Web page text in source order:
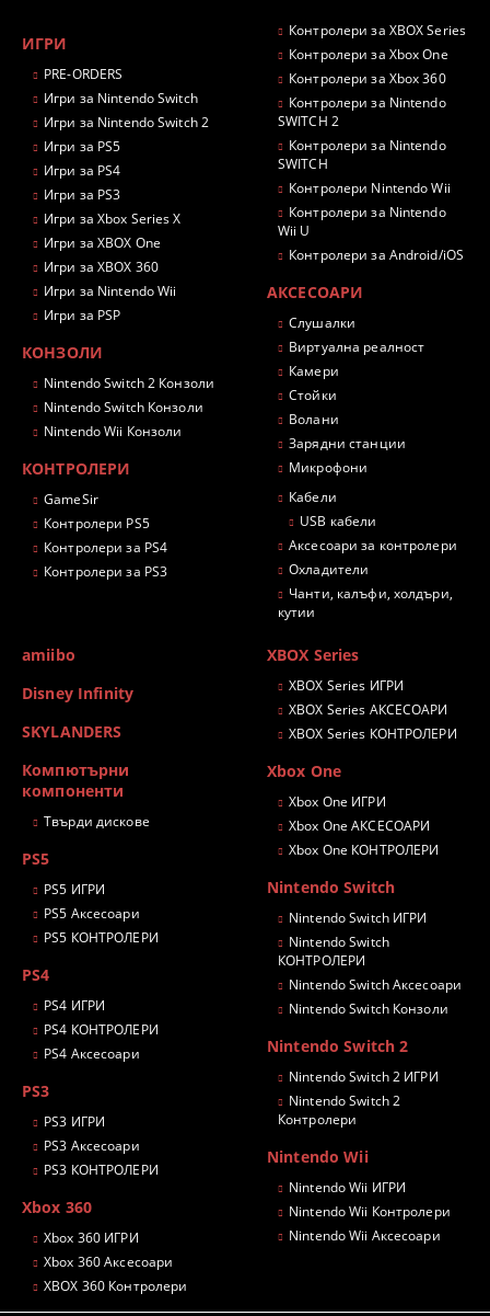
ИГРИ
PRE-ORDERS
Игри за Nintendo Switch
Игри за Nintendo Switch 2
Игри за PS5
Игри за PS4
Игри за PS3
Игри за Xbox Series X
Игри за XBOX One
Игри за XBOX 360
Игри за Nintendo Wii
Игри за PSP
КОНЗОЛИ
Nintendo Switch 2 Конзоли
Nintendo Switch Конзоли
Nintendo Wii Конзоли
КОНТРОЛЕРИ
GameSir
Контролери PS5
Контролери за PS4
Контролери за PS3
Контролери за XBOX Series
Контролери за Xbox One
Контролери за Xbox 360
Контролери за Nintendo
SWITCH 2
Контролери за Nintendo
SWITCH
Контролери Nintendo Wii
Контролери за Nintendo
Wii U
Контролери за Android/iOS
АКСЕСОАРИ
Слушалки
Виртуална реалност
Камери
Стойки
Волани
Зарядни станции
Микрофони
Кабели
USB кабели
Аксесоари за контролери
Охладители
Чанти, калъфи, холдъри,
кутии
amiibo
Disney Infinity
SKYLANDERS
Компютърни
компоненти
Твърди дискове
PS5
PS5 ИГРИ
PS5 Аксесоари
PS5 КОНТРОЛЕРИ
PS4
PS4 ИГРИ
PS4 КОНТРОЛЕРИ
PS4 Аксесоари
PS3
PS3 ИГРИ
PS3 Аксесоари
PS3 КОНТРОЛЕРИ
Xbox 360
Xbox 360 ИГРИ
Xbox 360 Аксесоари
XBOX 360 Контролери
XBOX Series
XBOX Series ИГРИ
XBOX Series АКСЕСОАРИ
XBOX Series КОНТРОЛЕРИ
Xbox One
Xbox One ИГРИ
Xbox One АКСЕСОАРИ
Xbox One КОНТРОЛЕРИ
Nintendo Switch
Nintendo Switch ИГРИ
Nintendo Switch
КОНТРОЛЕРИ
Nintendo Switch Аксесоари
Nintendo Switch Конзоли
Nintendo Switch 2
Nintendo Switch 2 ИГРИ
Nintendo Switch 2
Контролери
Nintendo Wii
Nintendo Wii ИГРИ
Nintendo Wii Контролери
Nintendo Wii Аксесоари